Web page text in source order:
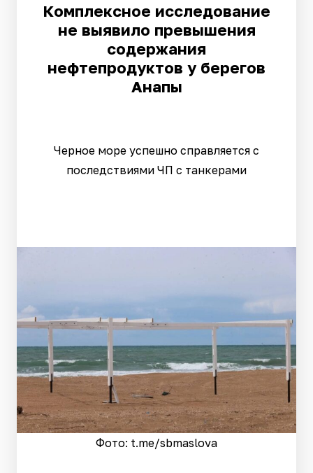
Комплексное исследование
не выявило превышения
содержания
нефтепродуктов у берегов
Анапы
Черное море успешно справляется с
последствиями ЧП с танкерами
Фото: t.me/sbmaslova